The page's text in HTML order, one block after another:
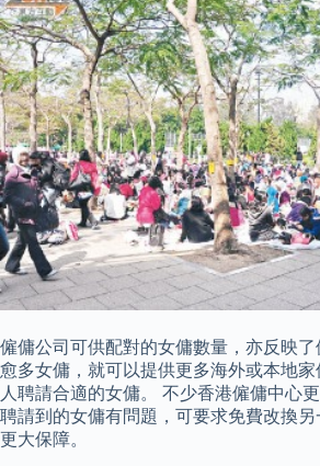
僱傭公司可供配對的女傭數量，亦反映
愈多女傭，就可以提供更多海外或本地
人聘請合適的女傭。 不少香港僱傭中心
聘請到的女傭有問題，可要求免費改換
更大保障。